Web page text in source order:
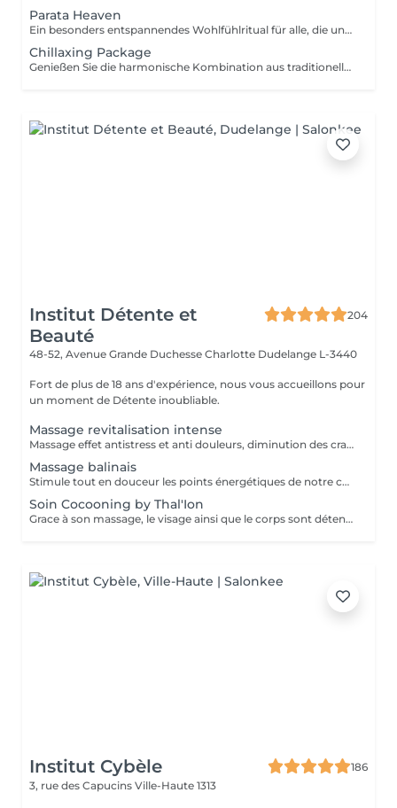
Parata Heaven
Ein besonders entspannendes Wohlfühlritual für alle, die unter Stress, Verspannungen oder geistiger Erschöpfung leiden. Die Kombination aus einer 60-minütigen Indischen Kopf- & Schultermassage und einer 30-minütigen Office-Syndrom Rücken- & Schultermassage konzentriert sich auf Kopfhaut, Nacken, Schultern und oberen Rücken, um Spannungen zu lösen und ein Gefühl von Leichtigkeit und Wohlbefinden zu schaffen. Enthalten sind: Indische Kopf- & Schultermassage 60 Min. Office-Syndrom Rücken- & Schultermassage 30 Min.
Chillaxing Package
Genießen Sie die harmonische Kombination aus traditioneller thailändischer Gesichtsmassage und gezielter Entlastung des Oberkörpers. Dieses Paket vereint eine 60-minütige Thailändische Gesichtsmassage mit einer 30-minütigen Office-Syndrom Rücken- & Schultermassage, um Verspannungen zu lösen, die Haut frisch und strahlend wirken zu lassen und tiefe Entspannung zu fördern. Enthalten sind: Thailändische Gesichtsmassage 60 Min. Office-Syndrom Rücken- & Schultermassage 30 Min.
Institut Détente et
Beauté
204
48-52, Avenue Grande Duchesse Charlotte Dudelange L-3440
Fort de plus de 18 ans d'expérience, nous vous accueillons pour
un moment de Détente inoubliable.
Massage revitalisation intense
Massage effet antistress et anti douleurs, diminution des crampes musculaires grâce à l'enveloppement magnésium qui suit le massage DOUCHE AFIN DE RINCER L'ENVELOPPEMENT
Massage balinais
Stimule tout en douceur les points énergétiques de notre corps, un moment unique.
Soin Cocooning by Thal'Ion
Grace à son massage, le visage ainsi que le corps sont détendus
Institut Cybèle
186
3, rue des Capucins Ville-Haute 1313